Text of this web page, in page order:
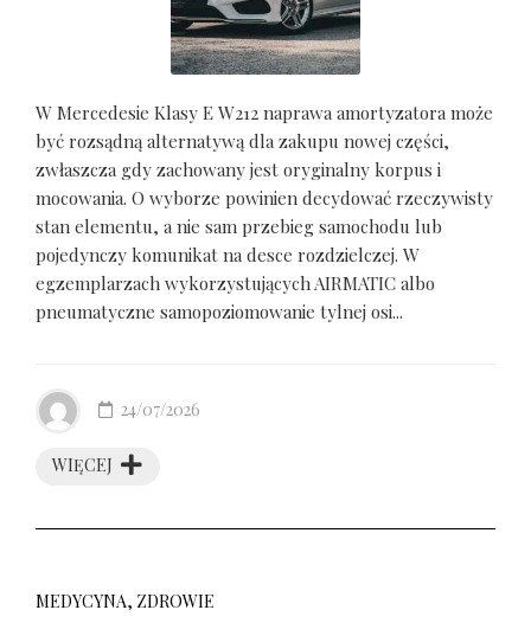
W Mercedesie Klasy E W212 naprawa amortyzatora może
być rozsądną alternatywą dla zakupu nowej części,
zwłaszcza gdy zachowany jest oryginalny korpus i
mocowania. O wyborze powinien decydować rzeczywisty
stan elementu, a nie sam przebieg samochodu lub
pojedynczy komunikat na desce rozdzielczej. W
egzemplarzach wykorzystujących AIRMATIC albo
pneumatyczne samopoziomowanie tylnej osi...
WIĘCEJ
24/07/2026
MEDYCYNA, ZDROWIE